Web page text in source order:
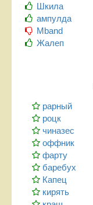
Шкила
ампулда
Mband
Жалеп
рарный
роцк
чиназес
оффник
фарту
баребух
Капец
кирять